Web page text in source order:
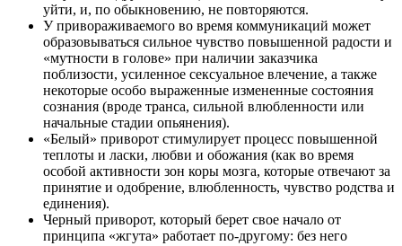
уйти, и, по обыкновению, не повторяются.
У привораживаемого во время коммуникаций может
образовываться сильное чувство повышенной радости и
«мутности в голове» при наличии заказчика
поблизости, усиленное сексуальное влечение, а также
некоторые особо выраженные измененные состояния
сознания (вроде транса, сильной влюбленности или
начальные стадии опьянения).
«Белый» приворот стимулирует процесс повышенной
теплоты и ласки, любви и обожания (как во время
особой активности зон коры мозга, которые отвечают за
принятие и одобрение, влюбленность, чувство родства и
единения).
Черный приворот, который берет свое начало от
принципа «жгута» работает по-другому: без него